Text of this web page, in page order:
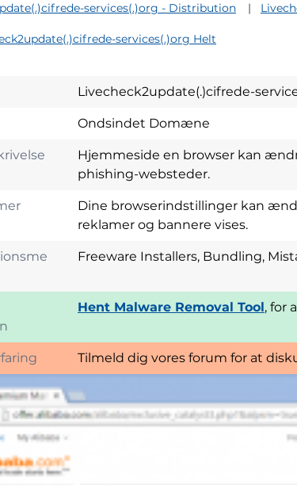
services(.)org - Distribution
services(.)org Helt
Livecheck2update(.)cifrede-
Ondsindet Domæne
Hjemmeside en browser kan
phishing-websteder.
Dine browserindstillinger kan
reklamer og bannere vises.
Freeware Installers, Bundling,
Hent Malware Removal Tool, for
Tilmeld dig vores forum for at